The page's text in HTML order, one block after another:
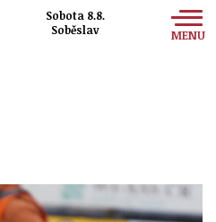
Sobota 8.8.
Soběslav
MENU